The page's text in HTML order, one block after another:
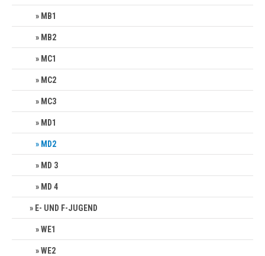
MB1
MB2
MC1
MC2
MC3
MD1
MD2
MD 3
MD 4
E- UND F-JUGEND
WE1
WE2